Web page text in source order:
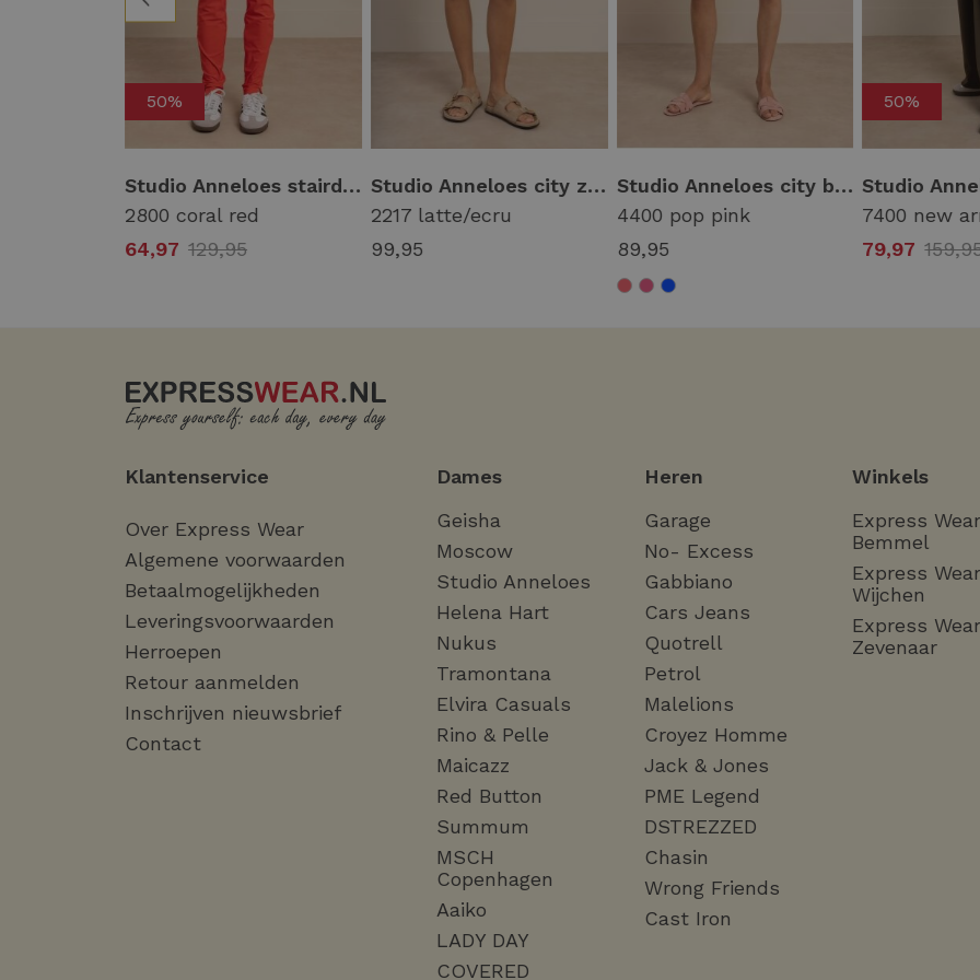
50%
Studio Anneloes stairdown trousers 13633 Broek 2800 coral red
2800 coral red
64,97 129,95
Studio Anneloes city zebra shorts 13896 Korte broeken 2217 latte/ecru
2217 latte/ecru
99,95
Studio Anneloes city bermuda 13814 Korte broeken 4400 pop pink
4400 pop pink
89,95
50%
7400 new
79,97
Klantenservice
Over Express Wear
Algemene voorwaarden
Betaalmogelijkheden
Leveringsvoorwaarden
Herroepen
Retour aanmelden
Inschrijven nieuwsbrief
Contact
Dames
Geisha
Moscow
Studio Anneloes
Helena Hart
Nukus
Tramontana
Elvira Casuals
Rino & Pelle
Maicazz
Red Button
Summum
MSCH
Copenhagen
Aaiko
LADY DAY
COVERED
Heren
Garage
No- Excess
Gabbiano
Cars Jeans
Quotrell
Petrol
Malelions
Croyez Homme
Jack & Jones
PME Legend
DSTREZZED
Chasin
Wrong Friends
Cast Iron
Winkels
Express Wear
Bemmel
Express Wear
Wijchen
Express Wear
Zevenaar